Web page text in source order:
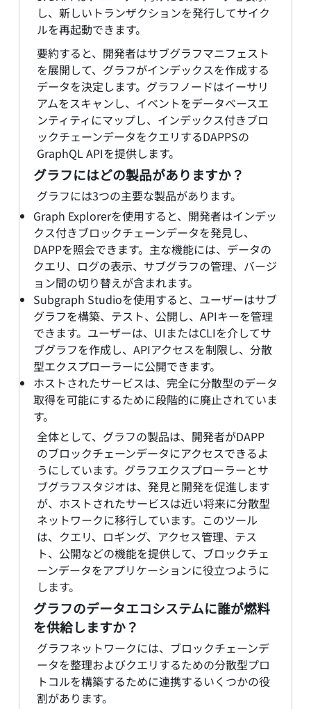
し、新しいトランザクションを発行してサイク
ルを再起動できます。
要約すると、開発者はサブグラフマニフェスト
を展開して、グラフがインデックスを作成する
データを決定します。グラフノードはイーサリ
アムをスキャンし、イベントをデータベースエ
ンティティにマップし、インデックス付きブロ
ックチェーンデータをクエリするDAPPSの
GraphQL APIを提供します。
グラフにはどの製品がありますか？
グラフには3つの主要な製品があります。
Graph Explorerを使用すると、開発者はインデッ
クス付きブロックチェーンデータを発見し、
DAPPを照会できます。主な機能には、データの
クエリ、ログの表示、サブグラフの管理、バージ
ョン間の切り替えが含まれます。
Subgraph Studioを使用すると、ユーザーはサブ
グラフを構築、テスト、公開し、APIキーを管理
できます。ユーザーは、UIまたはCLIを介してサ
ブグラフを作成し、APIアクセスを制限し、分散
型エクスプローラーに公開できます。
ホストされたサービスは、完全に分散型のデータ
取得を可能にするために段階的に廃止されていま
す。
全体として、グラフの製品は、開発者がDAPP
のブロックチェーンデータにアクセスできるよ
うにしています。グラフエクスプローラーとサ
ブグラフスタジオは、発見と開発を促進します
が、ホストされたサービスは近い将来に分散型
ネットワークに移行しています。このツール
は、クエリ、ロギング、アクセス管理、テス
ト、公開などの機能を提供して、ブロックチェ
ーンデータをアプリケーションに役立つように
します。
グラフのデータエコシステムに誰が燃料
を供給しますか？
グラフネットワークには、ブロックチェーンデ
ータを整理およびクエリするための分散型プロ
トコルを構築するために連携するいくつかの役
割があります。